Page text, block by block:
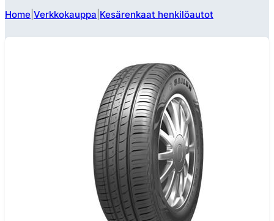
Home Verkkokauppa Kesärenkaat henkilöautot